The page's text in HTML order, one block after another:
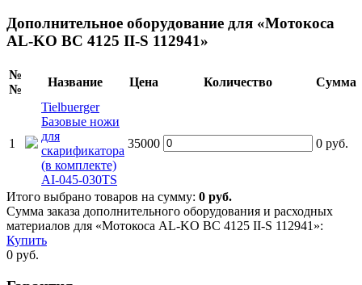
Дополнительное оборудование для «Мотокоса
AL-KO BC 4125 II-S 112941»
№
№
Название Цена Количество Сумма
1
Tielbuerger
Базовые ножи
для
скарификатора
(в комплекте)
АI-045-030TS
35000 0 руб.
Итого выбрано товаров на сумму: 0 руб.
Сумма заказа дополнительного оборудования и расходных
материалов для «Мотокоса AL-KO BC 4125 II-S 112941»:
Купить
0 руб.